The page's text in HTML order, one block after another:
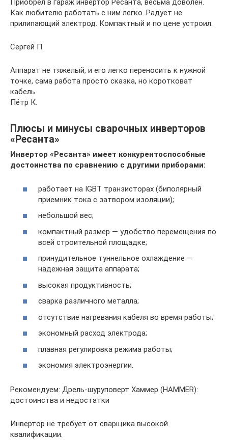
Приобрел в гараж инвертор Ресанта, весьма доволен.
Как любителю работать с ним легко. Радует не
прилипающий электрод. Компактный и по цене устроил.
Сергей П.
Аппарат не тяжелый, и его легко переносить к нужной
точке, сама работа просто сказка, но коротковат
кабель.
Пётр К.
Плюсы и минусы сварочных инверторов
«Ресанта»
Инвертор «Ресанта» имеет конкурентоспособные
достоинства по сравнению с другими приборами:
работает на IGBT транзисторах (биполярный
приемник тока с затвором изоляции);
небольшой вес;
компактный размер — удобство перемещения по
всей строительной площадке;
принудительное туннельное охлаждение —
надежная защита аппарата;
высокая продуктивность;
сварка различного металла;
отсутствие нагревания кабеля во время работы;
экономный расход электрода;
плавная регулировка режима работы;
экономия электроэнергии.
Рекомендуем: Дрель-шуруповерт Хаммер (HAMMER):
достоинства и недостатки
Инвертор не требует от сварщика высокой
квалификации.